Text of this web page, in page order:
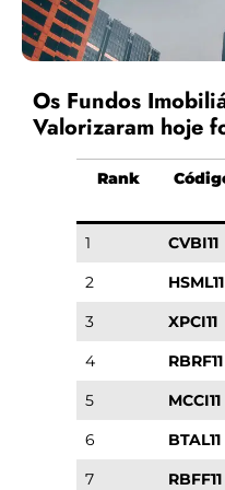
Os Fundos
Valorizaram hoje
Rank
1 CVBI11
2
HSML11
3
XPCI11
4
RBRF11
5
MCCI11
6
BTAL11
7
RBFF11